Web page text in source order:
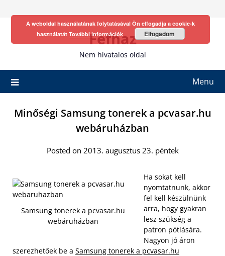
Fefhaz
Nem hivatalos oldal
Menu
Minőségi Samsung tonerek a pcvasar.hu
webáruházban
Posted on 2013. augusztus 23. péntek
Samsung tonerek a pcvasar.hu
webáruházban
Ha sokat kell
nyomtatnunk, akkor
fel kell készülnünk
arra, hogy gyakran
lesz szükség a
patron pótlására.
Nagyon jó áron
szerezhetőek be a Samsung tonerek a pcvasar.hu
A weboldal használatának folytatásával Ön elfogadja a cookie-k
használatát További információk Elfogadom